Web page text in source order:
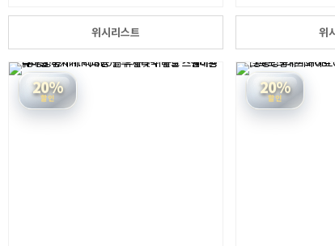
위시리스트 위
20%
할인
20%
할인